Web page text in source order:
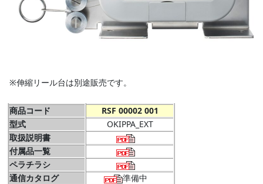
※伸縮リール台は別途販売です。
商品コード
RSF 00002 001
型式
OKIPPA_EXT
取扱説明書
付属品一覧
ペラチラシ
通信カタログ
準備中